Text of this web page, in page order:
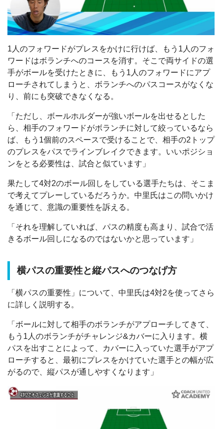
1人のフォワードがプレスをかけに行けば、もう1人のフォ
ワードはボランチへのコースを消す。そこで両サイドの選
手がボールを受けたときに、もう1人のフォワードにアプ
ローチされてしまうと、ボランチへのパスコースがなくな
り、前にも突破できなくなる。
「ただし、ボールホルダーが強いボールを出せるとした
ら、相手のフォワードがボランチに対して絞っているなら
ば、もう1個前のスペースで受けることで、相手の2トップ
のプレスをパスでラインブレイクできます。いいポジショ
ンをとる必要性は、試合と似ています」
果たして4対2のボール回しをしている選手たちは、そこま
で考えてプレーしているだろうか。中里氏はこの問いかけ
を通じて、意識の重要性を訴える。
「それを理解していれば、パスの精度も高まり、試合で活
きるボール回しになるのではないかと思っています」
横パスの重要性と縦パスへのつなげ方
「横パスの重要性」について、中里氏は4対2を使ってさら
に詳しく説明する。
「ボールに対して相手のボランチがアプローチしてきて、
もう1人のボランチがチャレンジ&カバーに入ります。横
パスを出すことによって、カバーに入っていた選手がアプ
ローチすると、最初にプレスをかけていた選手との幅が広
がるので、縦パスが通しやすくなります」